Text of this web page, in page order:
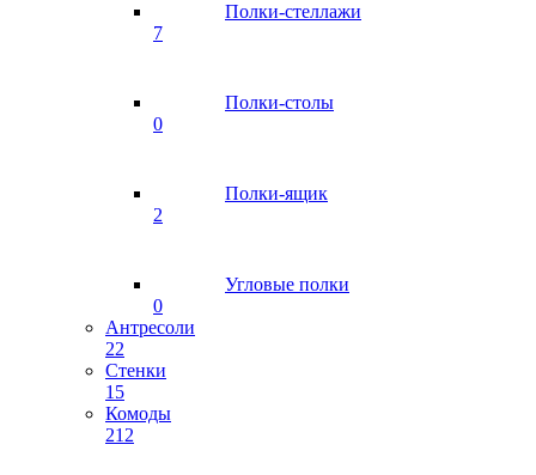
Полки-стеллажи
7
Полки-столы
0
Полки-ящик
2
Угловые полки
0
Антресоли
22
Стенки
15
Комоды
212